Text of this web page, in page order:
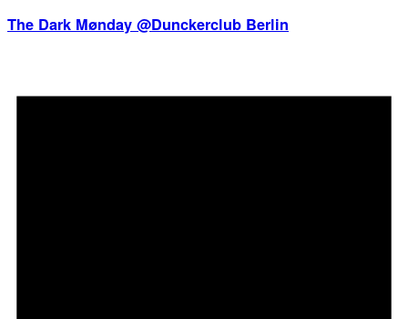
The Dark Mønday @Dunckerclub Berlin